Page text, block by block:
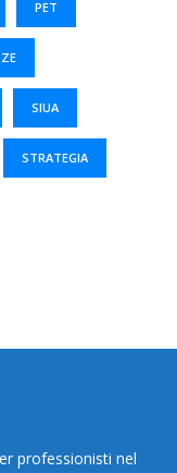
PET
SIUA
STRATEGIA
professionisti nel